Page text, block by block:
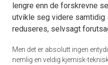
lengre enn de forskrevne
utvikle seg videre samtidig
reduseres, selvsagt
Men det er absolutt ingen
nemlig en veldig kjemisk-